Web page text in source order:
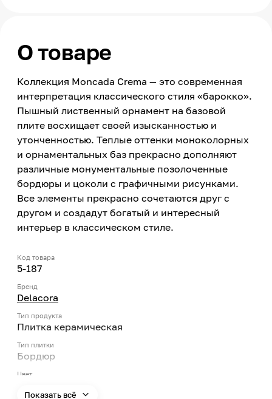
О товаре
Коллекция Moncada Crema — это современная
интерпретация классического стиля «барокко».
Пышный лиственный орнамент на базовой
плите восхищает своей изысканностью и
утонченностью. Теплые оттенки моноколорных
и орнаментальных баз прекрасно дополняют
различные монументальные позолоченные
бордюры и цоколи с графичными рисунками.
Все элементы прекрасно сочетаются друг с
другом и создадут богатый и интересный
интерьер в классическом стиле.
Код товара
5-187
Бренд
Delacora
Тип продукта
Плитка керамическая
Тип плитки
Бордюр
Цвет
Показать всё